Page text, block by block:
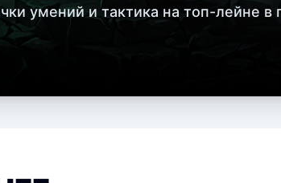
умений и тактика на топ-лейне в